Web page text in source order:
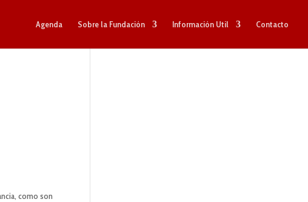
Agenda Sobre la Fundación Información Util Contacto
como son